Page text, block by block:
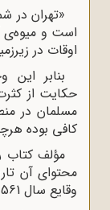
«تهران در
است و میوه‌ی
اوقات در
بنابر این
حکایت از
مسلمان در
کافی بوده
مؤلف کتاب
محتوای آن
وقایع سال 561 ق می‌نویسد: